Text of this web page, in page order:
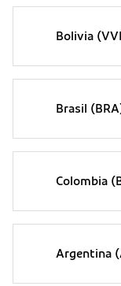
Bolivia
Brasil
Colombia
Argentina